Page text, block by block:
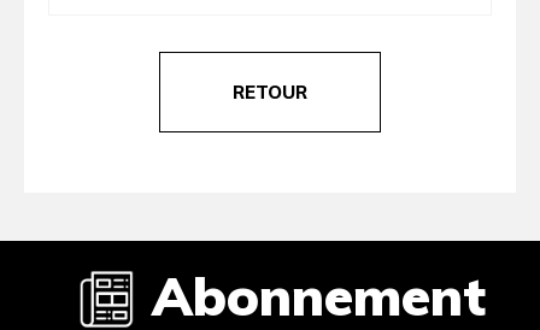
RETOUR
Abonnement